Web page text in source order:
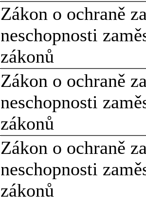
Zákon o ochraně
neschopnosti
zákonů
Zákon o ochraně
neschopnosti
zákonů
Zákon o ochraně
neschopnosti
zákonů